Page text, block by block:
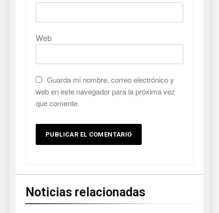
Web
Guarda mi nombre, correo electrónico y
web en este navegador para la próxima vez
que comente.
Noticias relacionadas